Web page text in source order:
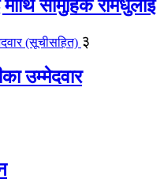
सामुहिक रामधुलाई
३
उम्मेदवार